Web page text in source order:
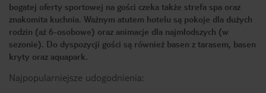
bogatej oferty sportowej na gości czeka także strefa spa oraz
znakomita kuchnia. Ważnym atutem hotelu są pokoje dla dużych
rodzin (aż 6-osobowe) oraz animacje dla najmłodszych (w
sezonie). Do dyspozycji gości są również basen z tarasem, basen
kryty oraz aquapark.
Najpopularniejsze udogodnienia: